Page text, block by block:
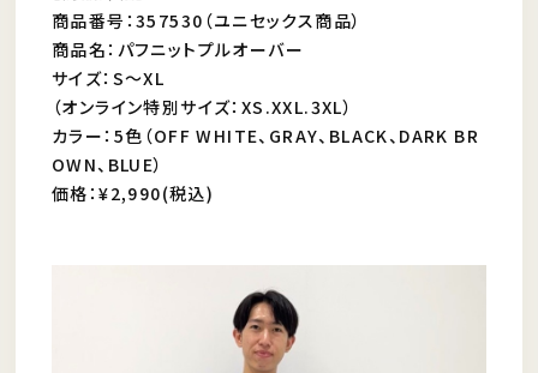
商品番号：357530（ユニセックス商品）
商品名：パフニットプルオーバー
サイズ：S〜XL
（オンライン特別サイズ：XS.XXL.3XL）
カラー：5色（OFF WHITE、GRAY、BLACK、DARK BR
OWN、BLUE）
価格：¥2,990(税込)